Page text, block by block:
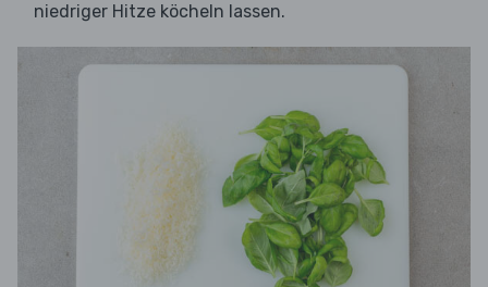
niedriger Hitze köcheln lassen.